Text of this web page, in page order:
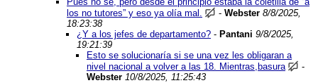
los no tutores” y eso ya olía mal.
- Webster 8/8/2025,
18:23:38
¿Y a los jefes de departamento? - Pantani 9/8/2025,
19:21:39
Esto se solucionaría si se una vez les obligaran a
nivel nacional a volver a las 18. Mientras,basura
-
Webster 10/8/2025, 11:25:43